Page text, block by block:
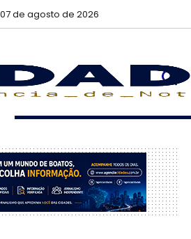
de agosto de 2026